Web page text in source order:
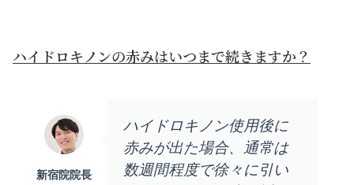
ハイドロキノンの赤みはいつまで続きますか？
ハイドロキノン使用後に
赤みが出た場合、通常は
数週間程度で徐々に引い
新宿院院長